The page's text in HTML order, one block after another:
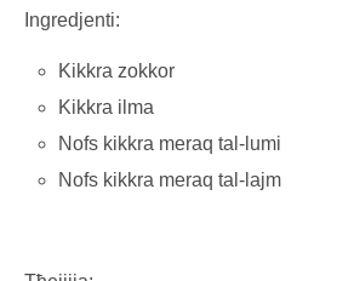
Ingredjenti:
Kikkra zokkor
Kikkra ilma
Nofs kikkra meraq tal-lumi
Nofs kikkra meraq tal-lajm